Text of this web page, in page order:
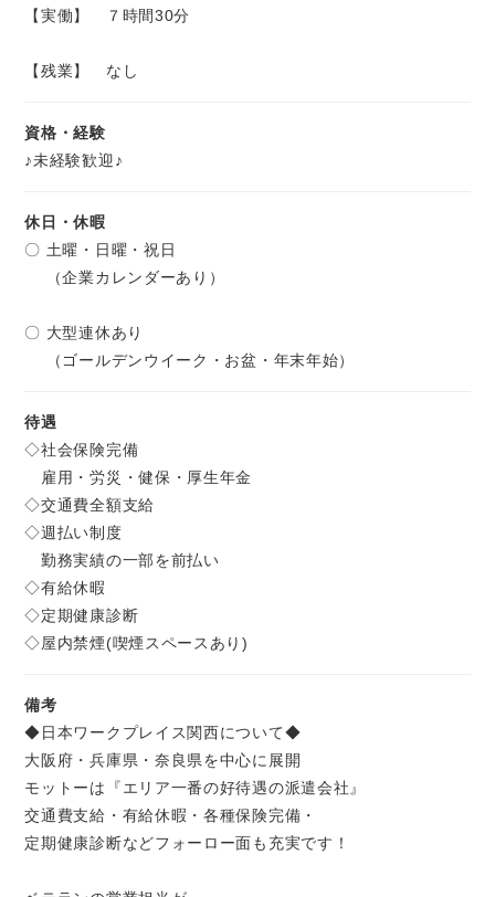
【実働】 ７時間30分
【残業】 なし
資格・経験
♪未経験歓迎♪
休日・休暇
〇 土曜・日曜・祝日
（企業カレンダーあり）
〇 大型連休あり
（ゴールデンウイーク・お盆・年末年始）
待遇
◇社会保険完備
雇用・労災・健保・厚生年金
◇交通費全額支給
◇週払い制度
勤務実績の一部を前払い
◇有給休暇
◇定期健康診断
◇屋内禁煙(喫煙スペースあり)
備考
◆日本ワークプレイス関西について◆
大阪府・兵庫県・奈良県を中心に展開
モットーは『エリア一番の好待遇の派遣会社』
交通費支給・有給休暇・各種保険完備・
定期健康診断などフォーロー面も充実です！